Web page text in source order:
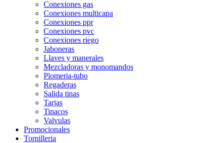
Conexiones gas
Conexiones multicapa
Conexiones ppr
Conexiones pvc
Conexiones riego
Jaboneras
Llaves y manerales
Mezcladoras y monomandos
Plomeria-tubo
Regaderas
Salida tinas
Tarjas
Tinacos
Valvulas
Promocionales
Tornilleria